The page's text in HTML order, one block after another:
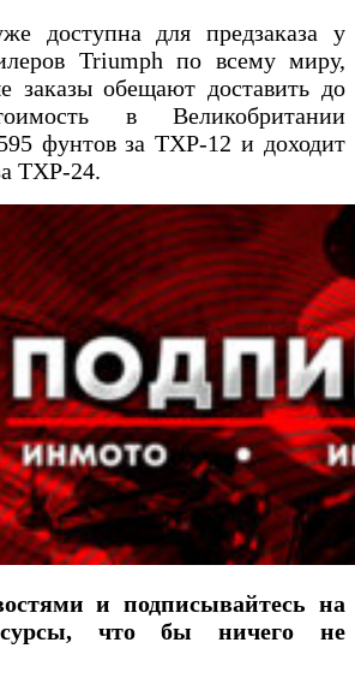
доступна для предзаказа у
Triumph по всему миру,
заказы обещают доставить до
в Великобритании
фунтов за TXP-12 и доходит
TXP-24.
и подписывайтесь на
что бы ничего не